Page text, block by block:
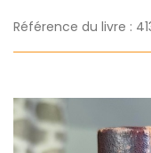
Référence du livre :